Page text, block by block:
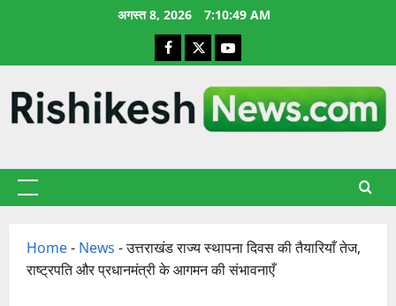
अगस्त 8, 2026 7:10:50 AM
Facebook
X YouTube
प्राथमिक
Home- News -उत्तराखंड राज्य स्थापना दिवस की तैयारियाँ तेज,
राष्ट्रपति और प्रधानमंत्री के आगमन की संभावनाएँ